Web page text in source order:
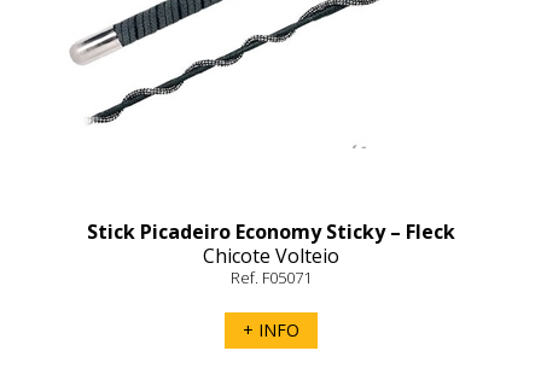
Stick Picadeiro Economy Sticky – Fleck
Chicote Volteio
Ref. F05071
+ INFO